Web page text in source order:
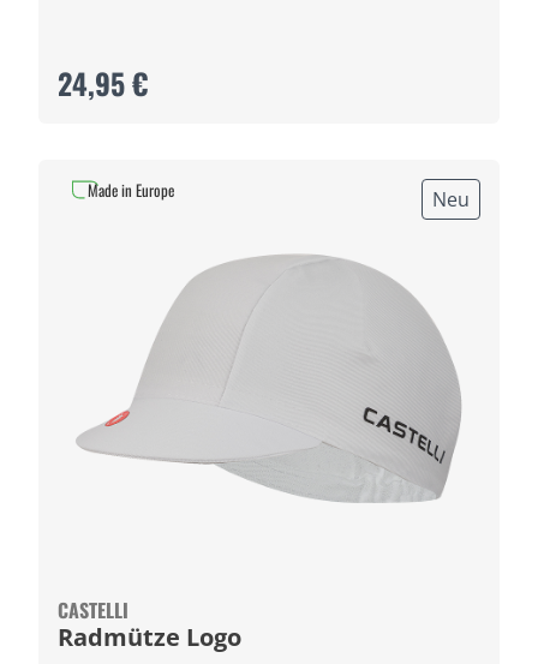
24,95 €
Neu
CASTELLI
Radmütze Logo
Made in Europe